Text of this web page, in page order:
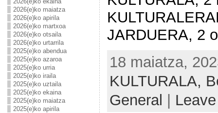
2026(e)ko maiatza
2026(e)ko apirila
2026(e)ko martxoa
2026(e)ko otsaila
2026(e)ko urtarrila
2025(e)ko abendua
2025(e)ko azaroa
2025(e)ko urria
2025(e)ko iraila
2025(e)ko uztaila
2025(e)ko ekaina
2025(e)ko maiatza
2025(e)ko apirila
JARDUERA, 2
18 maiatza,
KULTURALA,
General |